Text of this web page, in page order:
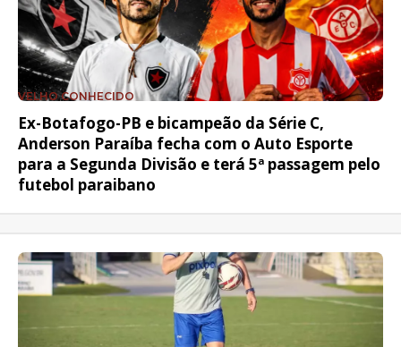
VELHO CONHECIDO
Ex-Botafogo-PB e bicampeão da Série C,
Anderson Paraíba fecha com o Auto Esporte
para a Segunda Divisão e terá 5ª passagem pelo
futebol paraibano